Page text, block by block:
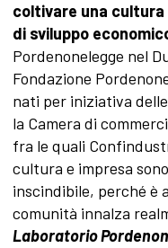
coltivare una
di sviluppo
Pordenonelegge nel
Fondazione
nati per iniziativa delle
la Camera di
fra le quali
cultura e impresa
inscindibile, perché è
comunità innalza
Laboratorio